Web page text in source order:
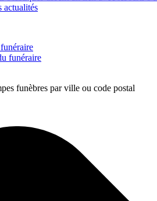
actualités
funéraire
funèbres par ville ou code postal